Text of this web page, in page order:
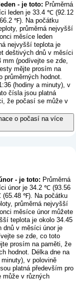
- je toto: Průměrná
leden je 33.4 ℃ (92.12
℉). Na počátku
průměrná nejvyšší
měsíce leden
nejvyšší teplota je
deštivých dnů v měsíci
mm (podívejte se zde,
mějte prosím na
průměrných hodnot.
(hodiny a minuty), v
čísla jsou platná
že počasí se může v
o počasí na více
- je toto: Průměrná
únor je 34.2 ℃ (93.56
℉). Na počátku
průměrná nejvyšší
měsíce únor můžete
teplota je okolo 34.45
v měsíci únor je
se zde, co toto
prosím na paměti, že
hodnot. Délka dne na
v polovině
platná především pro
může v různých